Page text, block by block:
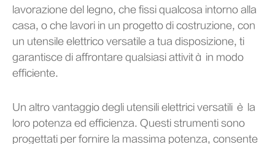
lavorazione del legno, che fissi qualcosa intorno alla
casa, o che lavori in un progetto di costruzione, con
un utensile elettrico versatile a tua disposizione, ti
garantisce di affrontare qualsiasi attività in modo
efficiente.
Un altro vantaggio degli utensili elettrici versatili è la
loro potenza ed efficienza. Questi strumenti sono
progettati per fornire la massima potenza, consente